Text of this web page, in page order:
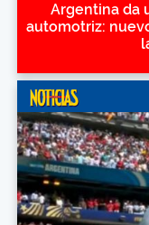
Argentina da
automotriz: